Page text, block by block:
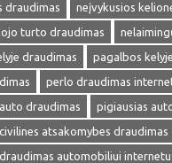
draudimas
neįvykusios
turto draudimas
draudimas
pagalbos
perlo draudimas
draudimas
pigiausias
atsakomybes draudimas
automobiliui internetu